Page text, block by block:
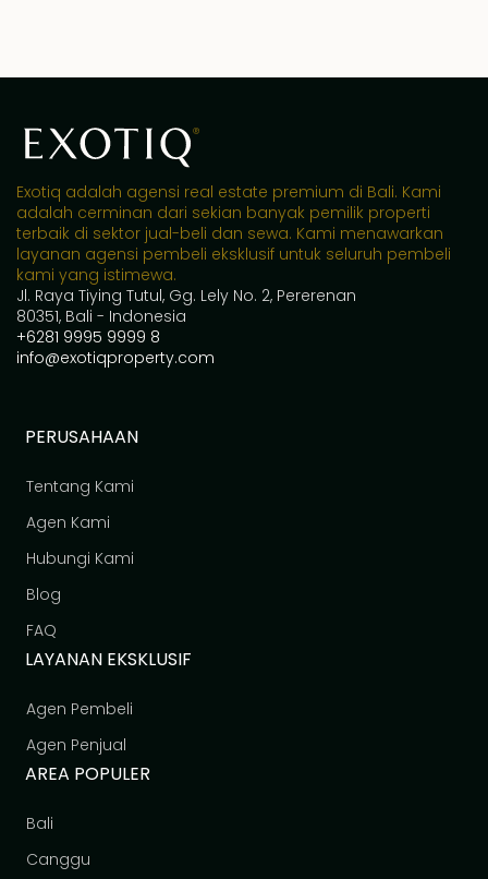
Exotiq adalah agensi real estate premium di Bali. Kami
adalah cerminan dari sekian banyak pemilik properti
terbaik di sektor jual-beli dan sewa. Kami menawarkan
layanan agensi pembeli eksklusif untuk seluruh pembeli
kami yang istimewa.
Jl. Raya Tiying Tutul, Gg. Lely No. 2, Pererenan
80351, Bali - Indonesia
+6281 9995 9999 8
info@exotiqproperty.com
PERUSAHAAN
Tentang Kami
Agen Kami
Hubungi Kami
Blog
FAQ
LAYANAN EKSKLUSIF
Agen Pembeli
Agen Penjual
AREA POPULER
Bali
Canggu